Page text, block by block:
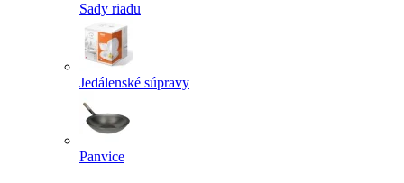
Sady riadu
Jedálenské súpravy
Panvice